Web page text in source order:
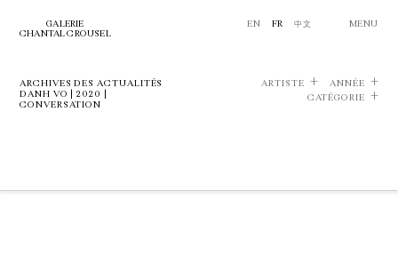
GALERIE
CHANTAL CROUSEL
EN FR 中文 MENU
ARCHIVES DES ACTUALITÉS
DANH VO | 2020 |
CONVERSATION
ARTISTE
ANNÉE
CATÉGORIE